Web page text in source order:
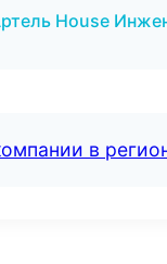
House
в